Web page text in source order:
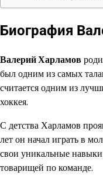
Биография
Валерий Харламов
был одним из самых
считается одним из
хоккея.
С детства Харламов
лет он начал играть в
свои уникальные
товарищей по команде.